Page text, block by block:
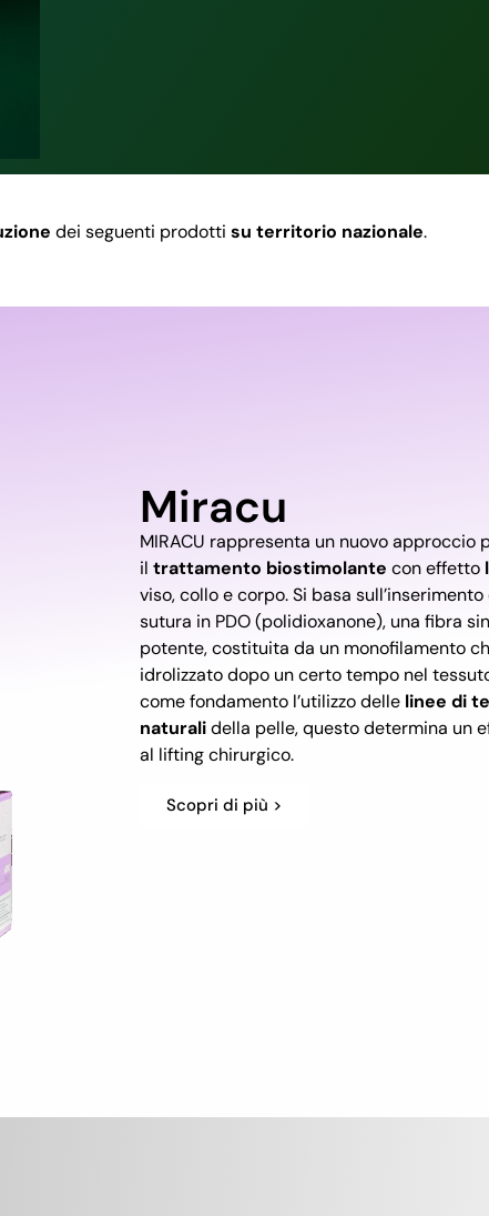
dei seguenti prodotti su territorio nazionale.
Miracu
MIRACU rappresenta un nuovo approccio
il trattamento biostimolante con effetto
viso, collo e corpo. Si basa
sutura in PDO (polidioxanone), una fibra
potente, costituita da un monofilamento
idrolizzato dopo un certo tempo nel
come fondamento l’utilizzo delle linee di
naturalidella pelle, questo determina un
al lifting chirurgico.
Scopri di più >